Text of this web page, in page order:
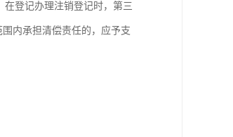
在登记办理注销登记时，第三
内承担清偿责任的，应予支